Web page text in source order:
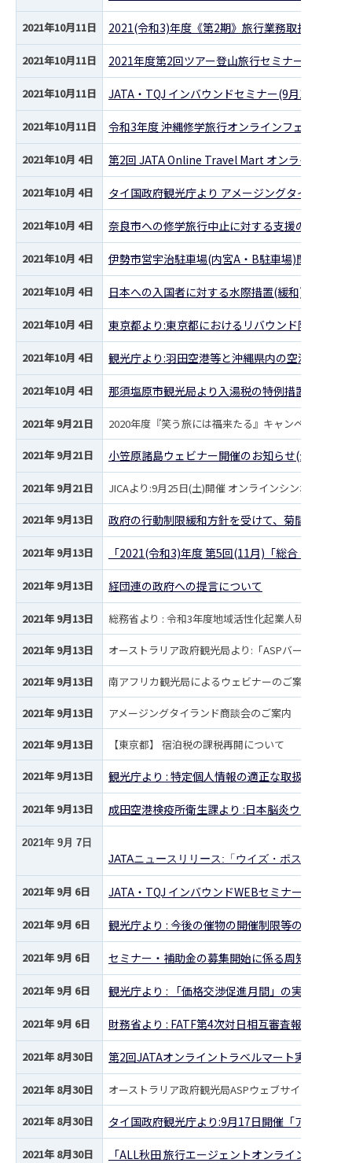
2021年10月11日 2021(令和3)年度《第2期》旅行業務取扱管理者
2021年10月11日 2021年度第2回ツアー登山旅行セミナー開催につ
2021年10月11日 JATA・TQJ インバウンドセミナー(9月13日開催
2021年10月11日 令和3年度 沖縄修学旅行オンラインフェア開催の
2021年10月 4日 第2回 JATA Online Travel Mart オンライン商談
2021年10月 4日 タイ国政府観光庁より アメージングタイランド
2021年10月 4日 奈良市への修学旅行中止に対する支援の周知に
2021年10月 4日 伊勢市営宇治駐車場(内宮A・B駐車場)閉鎖措置
2021年10月 4日 日本への入国者に対する水際措置(緩和)に係る
2021年10月 4日 東京都より:東京都におけるリバウンド防止措置
2021年10月 4日 観光庁より:羽田空港等と沖縄県内の空港間を結
2021年10月 4日 那須塩原市観光局より入湯税の特例措置終了の
2021年 9月21日 2020年度『笑う旅には福来たる』キャンペーン「
2021年 9月21日 小笠原諸島ウェビナー開催のお知らせ(公式サイ
2021年 9月21日 JICAより:9月25日(土)開催 オンラインシンポジウム
2021年 9月13日 政府の行動制限緩和方針を受けて、菊間会長よ
2021年 9月13日 「2021(令和3)年度 第5回(11月)「総合・国内旅
2021年 9月13日 経団連の政府への提言について
2021年 9月13日 総務省より : 令和3年度地域活性化起業人研修会の開
2021年 9月13日 オーストラリア政府観光局より:「ASPバーチャル・
2021年 9月13日 南アフリカ観光局によるウェビナーのご案内
2021年 9月13日 アメージングタイランド商談会のご案内
2021年 9月13日 【東京都】 宿泊税の課税再開について
2021年 9月13日 観光庁より : 特定個人情報の適正な取扱いに関
2021年 9月13日 成田空港検疫所衛生課より :日本脳炎ウイルス遺
2021年 9月 7日
JATAニュースリリース:「ウイズ・ポストコロ
2021年 9月 6日 JATA・TQJ インバウンドWEBセミナー 「ウイ
2021年 9月 6日 観光庁より : 今後の催物の開催制限等の取扱い等
2021年 9月 6日 セミナー・補助金の募集開始に係る周知について
2021年 9月 6日 観光庁より : 「価格交渉促進月間」の実施につい
2021年 9月 6日 財務省より : FATF第4次対日相互審査報告書及
2021年 8月30日 第2回JATAオンライントラベルマート実施にお
2021年 8月30日 オーストラリア政府観光局ASPウェブサイト・リニ
2021年 8月30日 タイ国政府観光庁より:9月17日開催「アメージ
2021年 8月30日 「ALL秋田 旅行エージェントオンライン商談会